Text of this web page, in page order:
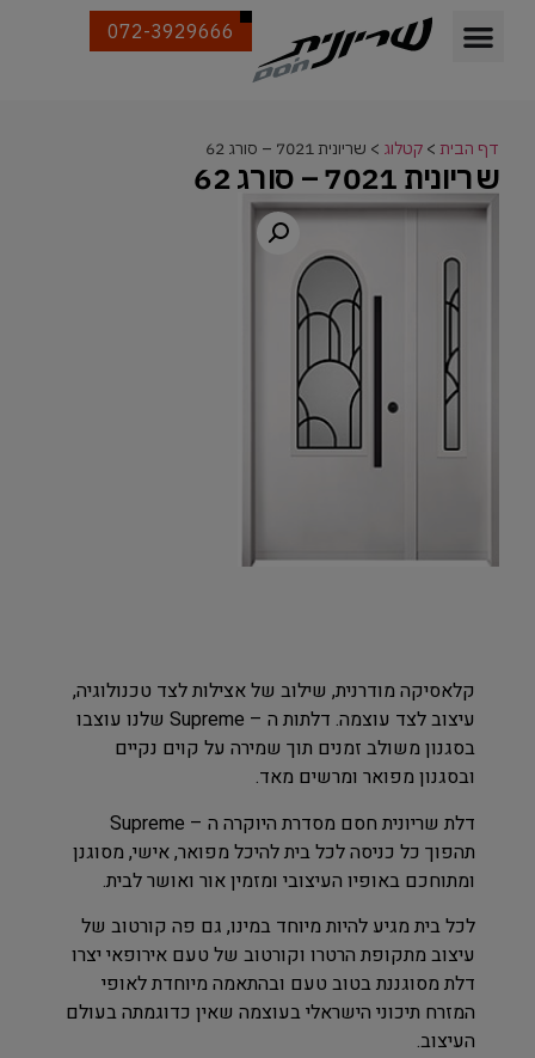
072-3929666
דף הבית > קטלוג > שריונית 7021 – סורג 62
שריונית 7021 – סורג 62
קלאסיקה מודרנית, שילוב של אצילות לצד טכנולוגיה,
עיצוב לצד עוצמה. דלתות ה – Supreme שלנו עוצבו
בסגנון משולב זמנים תוך שמירה על קוים נקיים
ובסגנון מפואר ומרשים מאד.
דלת שריונית חסם מסדרת היוקרה ה – Supreme
תהפוך כל כניסה לכל בית להיכל מפואר, אישי, מסוגנן
ומתוחכם באופיו העיצובי ומזמין אור ואושר לבית.
לכל בית מגיע להיות מיוחד במינו, גם פה קורטוב של
עיצוב מתקופת הרטרו וקורטוב של טעם אירופאי יצרו
דלת מסוגננת בטוב טעם ובהתאמה מיוחדת לאופי
המזרח תיכוני הישראלי בעוצמה שאין כדוגמתה בעולם
העיצוב.